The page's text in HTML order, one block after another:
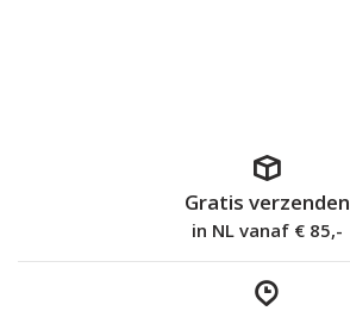
Gratis verzenden
in NL vanaf € 85,-